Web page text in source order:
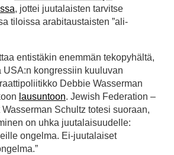
, jottei juutalaisten tarvitse
tiloissa arabitaustaisten ”ali-
entistäkin enemmän tekopyhältä,
USA:n kongressiin kuuluvan
Debbie Wasserman
lausuntoon. Jewish Federation –
Schultz totesi suoraan,
on uhka juutalaisuudelle:
ongelma. Ei-juutalaiset